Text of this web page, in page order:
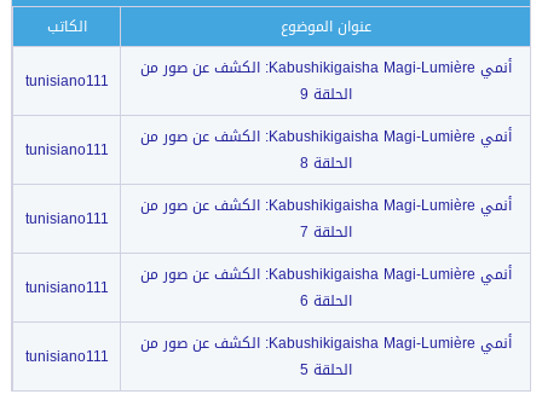
عنوان الموضوع
الكاتب
أنمي Kabushikigaisha Magi-Lumière: الكشف عن صور من
الحلقة 9
tunisiano111
أنمي Kabushikigaisha Magi-Lumière: الكشف عن صور من
الحلقة 8
tunisiano111
أنمي Kabushikigaisha Magi-Lumière: الكشف عن صور من
الحلقة 7
tunisiano111
أنمي Kabushikigaisha Magi-Lumière: الكشف عن صور من
الحلقة 6
tunisiano111
أنمي Kabushikigaisha Magi-Lumière: الكشف عن صور من
الحلقة 5
tunisiano111